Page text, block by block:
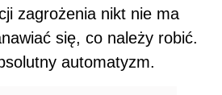
zagrożenia nikt nie ma
się, co należy robić.
automatyzm.